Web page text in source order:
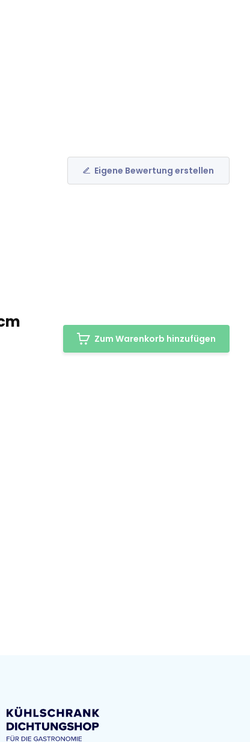
Eigene Bewertung erstellen
Zum Warenkorb hinzufügen